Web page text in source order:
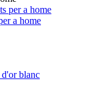
per a home
a home
blanc